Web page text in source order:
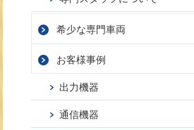
希少な専門車両
お客様事例
出力機器
通信機器